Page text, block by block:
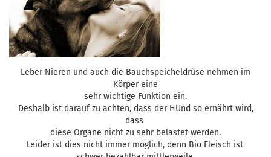
Leber Nieren und auch die Bauchspeicheldrüse nehmen im
Körper eine
sehr wichtige Funktion ein.
Deshalb ist darauf zu achten, dass der HUnd so ernährt wird,
dass
diese Organe nicht zu sehr belastet werden.
Leider ist dies nicht immer möglich, denn Bio Fleisch ist